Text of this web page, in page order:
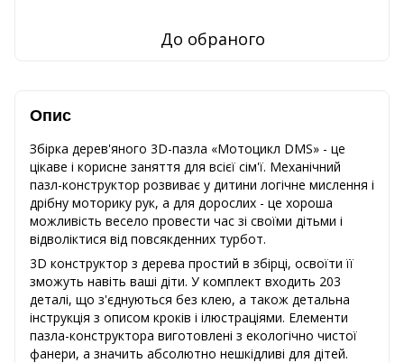
До обраного
Опис
Збірка дерев'яного 3D-пазла «Мотоцикл DMS» - це
цікаве і корисне заняття для всієї сім'ї. Механічний
пазл-конструктор розвиває у дитини логічне мислення і
дрібну моторику рук, а для дорослих - це хороша
можливість весело провести час зі своїми дітьми і
відволіктися від повсякденних турбот.
3D конструктор з дерева простий в збірці, освоїти її
зможуть навіть ваші діти. У комплект входить 203
деталі, що з'єднуються без клею, а також детальна
інструкція з описом кроків і ілюстраціями. Елементи
пазла-конструктора виготовлені з екологічно чистої
фанери, а значить абсолютно нешкідливі для дітей.